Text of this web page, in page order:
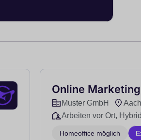
Online
Muster GmbH
Arbeiten vor Ort, Hybrid
Homeoffice möglich